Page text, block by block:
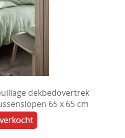
dekbedovertrek
65 x 65 cm